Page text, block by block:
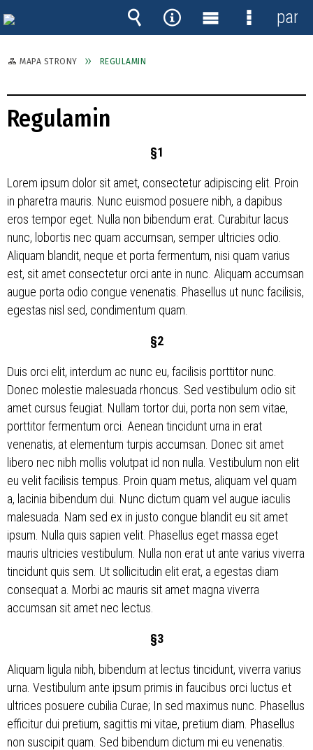
MAPA STRONY REGULAMIN
Regulamin
§1
Lorem ipsum dolor sit amet, consectetur adipiscing elit. Proin
in pharetra mauris. Nunc euismod posuere nibh, a dapibus
eros tempor eget. Nulla non bibendum erat. Curabitur lacus
nunc, lobortis nec quam accumsan, semper ultricies odio.
Aliquam blandit, neque et porta fermentum, nisi quam varius
est, sit amet consectetur orci ante in nunc. Aliquam accumsan
augue porta odio congue venenatis. Phasellus ut nunc facilisis,
egestas nisl sed, condimentum quam.
§2
Duis orci elit, interdum ac nunc eu, facilisis porttitor nunc.
Donec molestie malesuada rhoncus. Sed vestibulum odio sit
amet cursus feugiat. Nullam tortor dui, porta non sem vitae,
porttitor fermentum orci. Aenean tincidunt urna in erat
venenatis, at elementum turpis accumsan. Donec sit amet
libero nec nibh mollis volutpat id non nulla. Vestibulum non elit
eu velit facilisis tempus. Proin quam metus, aliquam vel quam
a, lacinia bibendum dui. Nunc dictum quam vel augue iaculis
malesuada. Nam sed ex in justo congue blandit eu sit amet
ipsum. Nulla quis sapien velit. Phasellus eget massa eget
mauris ultricies vestibulum. Nulla non erat ut ante varius viverra
tincidunt quis sem. Ut sollicitudin elit erat, a egestas diam
consequat a. Morbi ac mauris sit amet magna viverra
accumsan sit amet nec lectus.
§3
Aliquam ligula nibh, bibendum at lectus tincidunt, viverra varius
urna. Vestibulum ante ipsum primis in faucibus orci luctus et
ultrices posuere cubilia Curae; In sed maximus nunc. Phasellus
efficitur dui pretium, sagittis mi vitae, pretium diam. Phasellus
non suscipit quam. Sed bibendum dictum mi eu venenatis.
Wyszukiwarka
Narzędzia
MenuMenu
panel